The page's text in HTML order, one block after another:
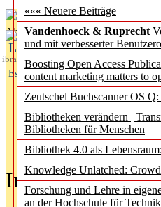
««« Neuere Beiträge
Vandenhoeck & Ruprecht
und mit verbesserter
Boosting Open Access
content marketing matters to
Zeutschel Buchscanner OS
Bibliotheken verändern |
Bibliotheken für Menschen
Bibliothek 4.0 als
Knowledge Unlatched:
Forschung und Lehre in
an der Hochschule für
Aktuelles aus
L
ibrary
Essentials
In der Ausgabe